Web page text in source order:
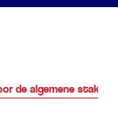
de algemene staking